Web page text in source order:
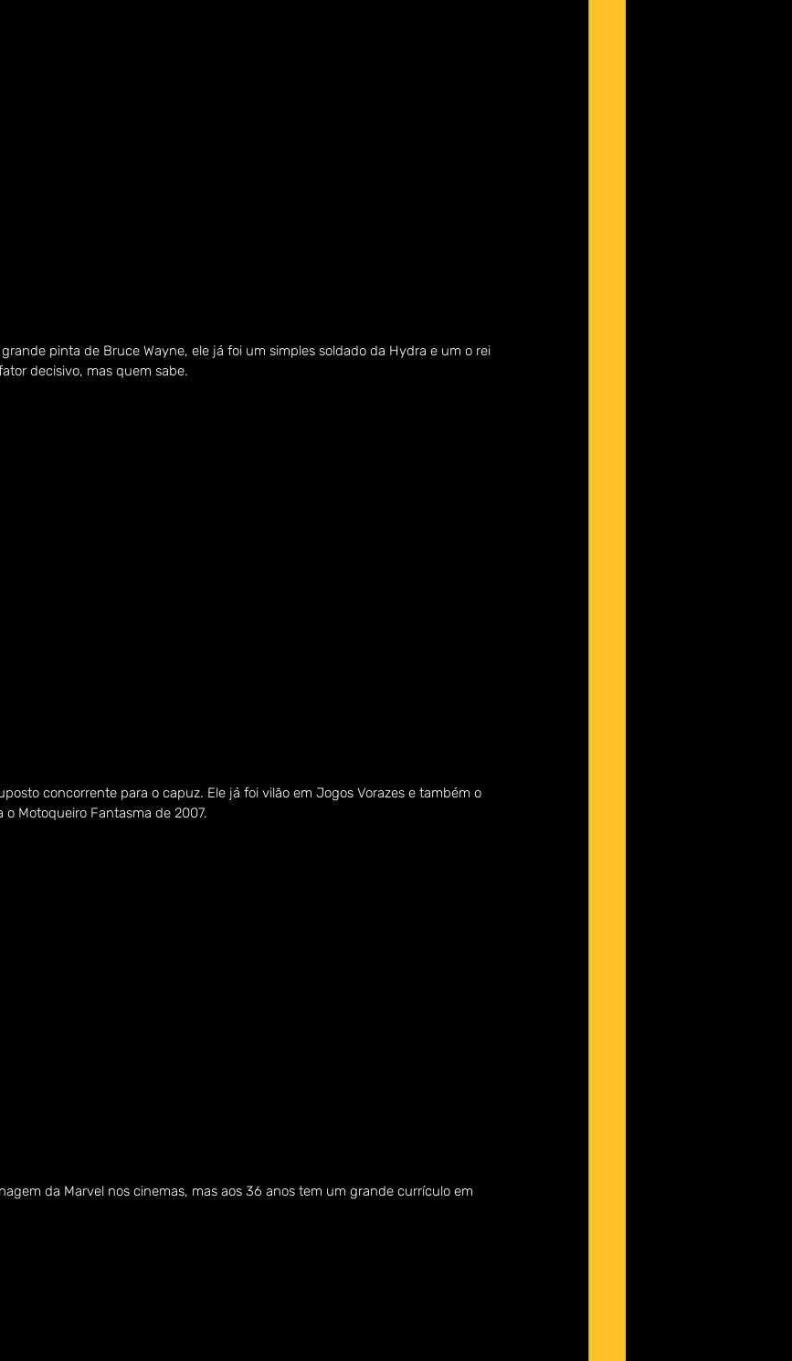
pinta de Bruce Wayne, ele já foi um simples soldado da Hydra e um o rei
decisivo, mas quem sabe.
concorrente para o capuz. Ele já foi vilão em Jogos Vorazes e também o
Motoqueiro Fantasma de 2007.
da Marvel nos cinemas, mas aos 36 anos tem um grande currículo em